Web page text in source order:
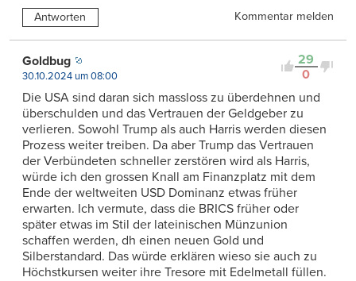
Antworten Kommentar melden
29
0
Goldbug
30.10.2024 um 08:00
Die USA sind daran sich massloss zu überdehnen und
überschulden und das Vertrauen der Geldgeber zu
verlieren. Sowohl Trump als auch Harris werden diesen
Prozess weiter treiben. Da aber Trump das Vertrauen
der Verbündeten schneller zerstören wird als Harris,
würde ich den grossen Knall am Finanzplatz mit dem
Ende der weltweiten USD Dominanz etwas früher
erwarten. Ich vermute, dass die BRICS früher oder
später etwas im Stil der lateinischen Münzunion
schaffen werden, dh einen neuen Gold und
Silberstandard. Das würde erklären wieso sie auch zu
Höchstkursen weiter ihre Tresore mit Edelmetall füllen.